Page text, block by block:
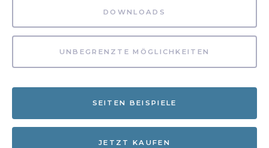
DOWNLOADS
UNBEGRENZTE MÖGLICHKEITEN
SEITEN BEISPIELE
JETZT KAUFEN